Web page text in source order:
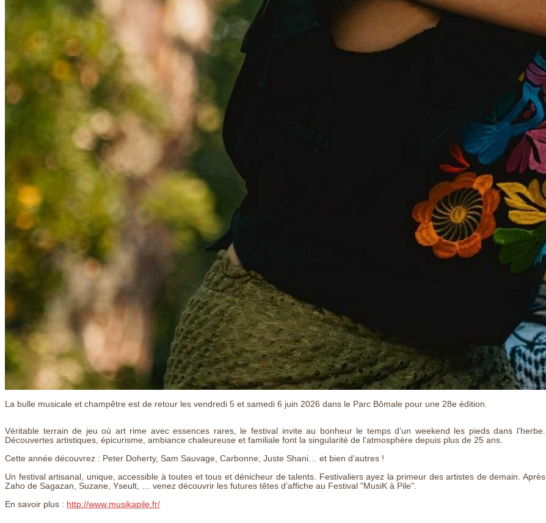
La bulle musicale et champêtre est de retour les vendredi 5 et samedi 6 juin 2026 dans le Parc Bômale pour une 28e édition.
Véritable terrain de jeu où art rime avec essences rares, le festival invite au bonheur le temps d’un weekend les pieds dans l’herbe.
Découvertes artistiques, épicurisme, ambiance chaleureuse et familiale font la singularité de l’atmosphère depuis plus de 25 ans.
Cette année découvrez : Peter Doherty, Sam Sauvage, Carbonne, Juste Shani… et bien d’autres !
Un festival artisanal, unique, accessible à toutes et tous et dénicheur de talents. Festivaliers ayez la primeur des artistes de demain. Après
Zaho de Sagazan, Suzane, Yseult, … venez découvrir les futures têtes d’affiche au Festival "MusiK à Pile".
En savoir plus : http://www.musikapile.fr/